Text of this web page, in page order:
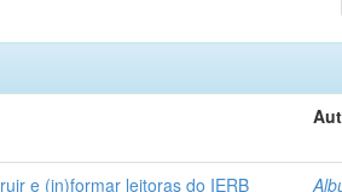
e (in)formar leitoras do IERB